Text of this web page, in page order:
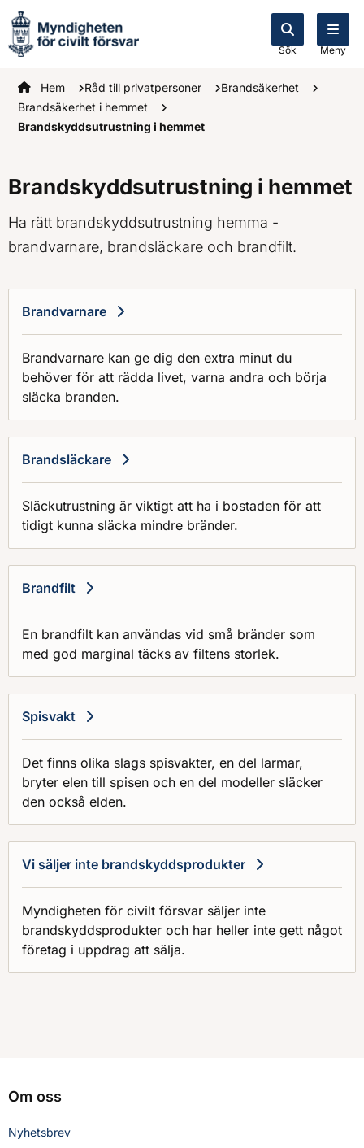
Sök Meny
Startsidan
Hem Råd till privatpersoner
Brandsäkerhet
Brandsäkerhet i hemmet
Brandskyddsutrustning i hemmet
Brandskyddsutrustning i hemmet
Ha rätt brandskyddsutrustning hemma -
brandvarnare, brandsläckare och brandfilt.
Brandvarnare
Brandvarnare kan ge dig den extra minut du
behöver för att rädda livet, varna andra och börja
släcka branden.
Brandsläckare
Släckutrustning är viktigt att ha i bostaden för att
tidigt kunna släcka mindre bränder.
Brandfilt
En brandfilt kan användas vid små bränder som
med god marginal täcks av filtens storlek.
Spisvakt
Det finns olika slags spisvakter, en del larmar,
bryter elen till spisen och en del modeller släcker
den också elden.
Vi säljer inte brandskyddsprodukter
Myndigheten för civilt försvar säljer inte
brandskyddsprodukter och har heller inte gett något
företag i uppdrag att sälja.
Om oss
Nyhetsbrev